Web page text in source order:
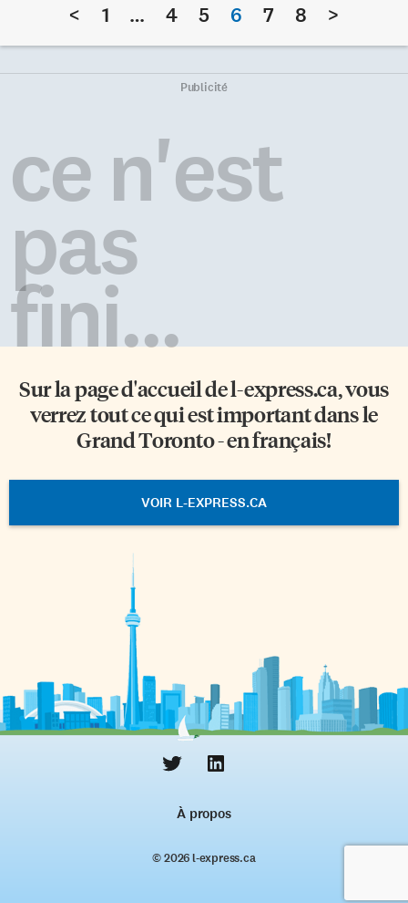
pressaient au 5e étage de
jeudi soir pour visiter ces
nouvelles installations et
réalisateurs qui produisent les
bulletins de nouvelles, de même
que les émissions
radiophoniques du matin,
semaine à CJBC. De retour à
Toronto après une absence de
17 ans, […]
des institutions et,
scolaires francophones de la
région. Avec une augmentation
de près de 3% de ses effectifs
Ouest (CSSDCSO). Mais si les
chiffres sont positifs, il reste au
conseil de nombreuses choses à
< 1 … 4 5 6 7 8 >
Publicité
ce n'est
pas
fini...
Sur la page d'accueil del-express.ca, vous
verrez tout ce qui est important dans le
Grand Toronto - en français!
VOIR L-EXPRESS.CA
À propos
© 2026 l‑express.ca